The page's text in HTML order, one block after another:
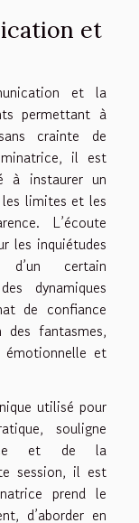
et
et la
permettant à
crainte de
il est
à instaurer un
limites et les
L’écoute
les inquiétudes
certain
dynamiques
de confiance
des fantasmes,
et
utilisé pour
souligne
et de la
session, il est
prend le
d’aborder en